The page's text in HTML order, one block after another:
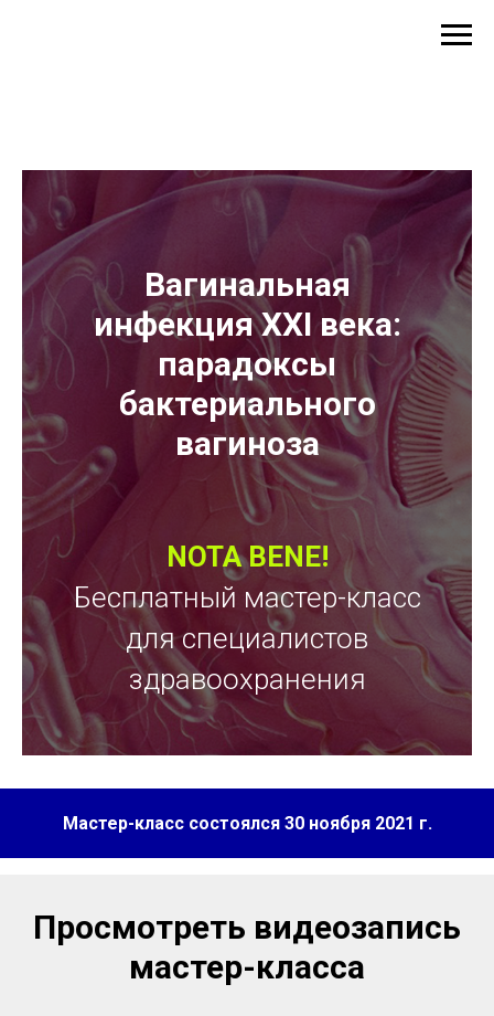
Вагинальная
инфекция XXI века:
парадоксы
бактериального
вагиноза
NOTA BENE!
Бесплатный мастер-класс
для специалистов
здравоохранения
Мастер-класс состоялся 30 ноября2021 г.
Просмотреть видеозапись
мастер-класса